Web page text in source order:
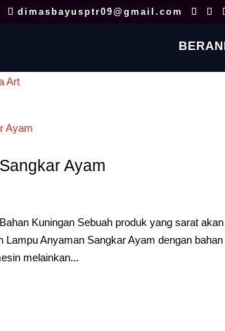
dimasbayusptr09@gmail.com
Ayam
Kuningan Sebuah produk yang sarat
Lampu Anyaman Sangkar Ayam dengan
melainkan...